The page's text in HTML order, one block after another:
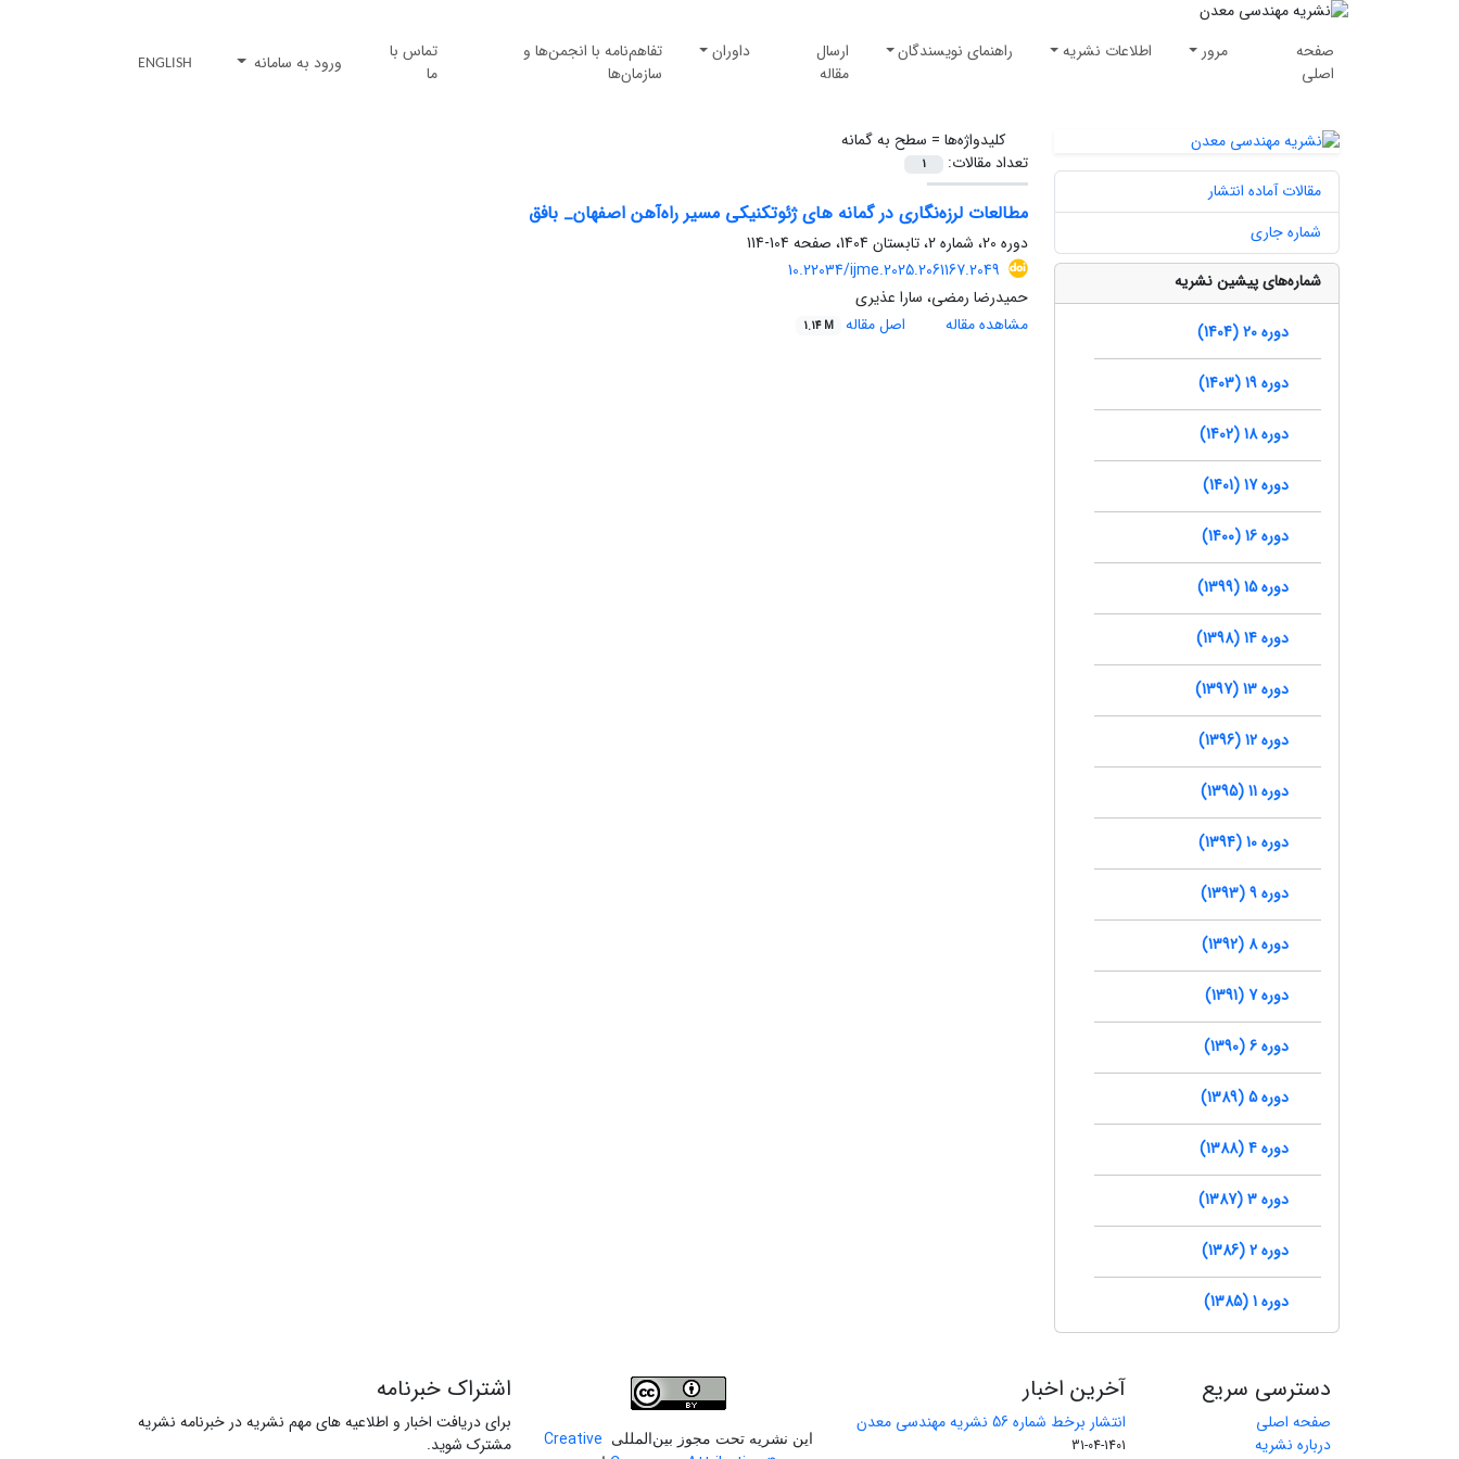
صفحه
اصلی
مرور اطلاعات نشریه راهنمای نویسندگان
ارسال
مقاله
داوران
تفاهم‌نامه با انجمن‌ها و
سازمان‌ها
تماس با
ما
ورود به سامانه ENGLISH
کلیدواژه‌ها = سطح به گمانه
تعداد مقالات:
1
مطالعات لرزه‌نگاری در گمانه های ژئوتکنیکی مسیر راه‌آهن اصفهان_ بافق
دوره 20، شماره 2، تابستان 1404، صفحه
104-114
10.22034/ijme.2025.2061167.2049
حمیدرضا رمضی، سارا عذیری
مشاهده مقاله
اصل مقاله 1.14 M
مقالات آماده انتشار
شماره جاری
شماره‌های پیشین نشریه
دوره 20 (1404)
دوره 19 (1403)
دوره 18 (1402)
دوره 17 (1401)
دوره 16 (1400)
دوره 15 (1399)
دوره 14 (1398)
دوره 13 (1397)
دوره 12 (1396)
دوره 11 (1395)
دوره 10 (1394)
دوره 9 (1393)
دوره 8 (1392)
دوره 7 (1391)
دوره 6 (1390)
دوره 5 (1389)
دوره 4 (1388)
دوره 3 (1387)
دوره 2 (1386)
دوره 1 (1385)
دسترسی سریع
صفحه اصلی
درباره نشریه
آخرین اخبار
انتشار برخط شماره 56 نشریه مهندسی معدن
1401-04-31 این نشریه تحت مجوز بین‌المللی
Creative
اشتراک خبرنامه
برای دریافت اخبار و اطلاعیه های مهم نشریه در خبرنامه نشریه
مشترک شوید.